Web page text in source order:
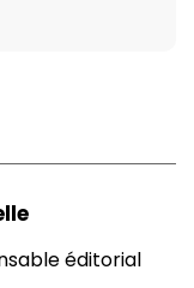
éditorial